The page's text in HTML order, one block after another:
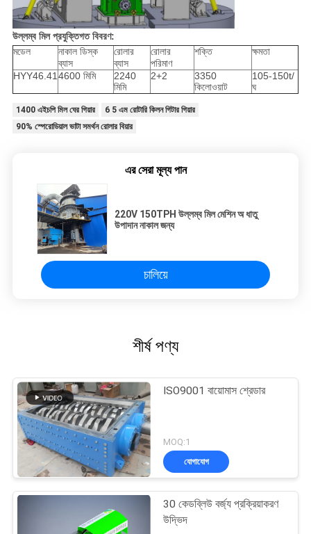
উল্লম্ব মিল প্রযুক্তিগত বিবরণ:
মডেল
নাকাল ডিস্ক
ব্যাস
রোলার
ব্যাস
রোলার
পরিমাণ
শক্তি ক্ষমতা
HYY46.414600 মিমি
2240
মিমি
2+2
3350
কিলোওয়াট
105-150t/
ঘ
1400 এইচপি মিল ঘের গিয়ার
6 5 এম রোটারি কিলন গিটার গিয়ার
90% স্পেরোডিয়াল ভাটা সমর্থন রোলার বিয়ার
এর সেরা মূল্য পান
220V 150TPH উল্লম্ব মিল মেশিন অ ধাতু
উপাদান নাকাল জন্য
চালিয়ে
শীর্ষ পণ্য
ISO9001 বায়োমাস শ্রেডার
MOQ:1
যোগাযোগ
30 কেডব্লিউ বর্জ্য প্রক্রিয়াকরণ
উদ্ভিদ